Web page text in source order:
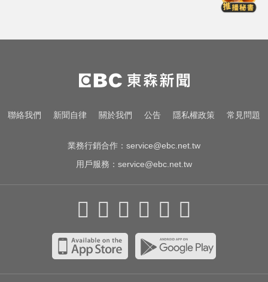
被撞死 3男扯：她自願的
今立秋拚轉運！命理師點名「6生
肖」：把握黃金7天
尼斯湖水怪又現身！遊湖拍到「神
聯絡我們 新聞自律 關於我們 公告 隱私權政策 常見問題
業務行銷合作： service@ebc.net.tw
用戶服務： service@ebc.net.tw